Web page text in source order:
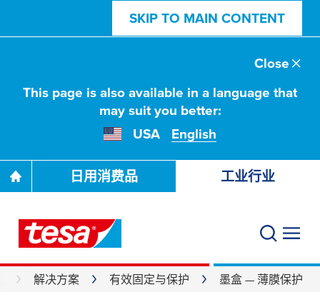
SKIP TO MAIN CONTENT
This page is also available in a language that
may suit you better:
USA
English
Close
日用消费品 工业行业
解决方案 有效固定与保护 墨盒 — 薄膜保护